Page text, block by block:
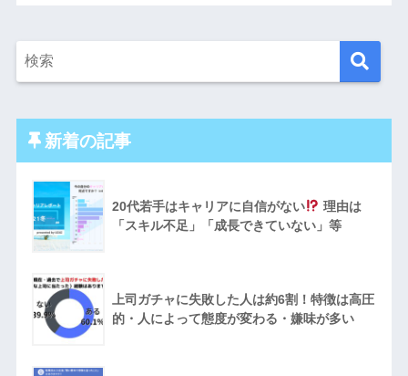
新着の記事
20代若手はキャリアに自信がない
理由は
「スキル不足」「成長できていない」等
上司ガチャに失敗した人は約6割！特徴は高圧
的・人によって態度が変わる・嫌味が多い